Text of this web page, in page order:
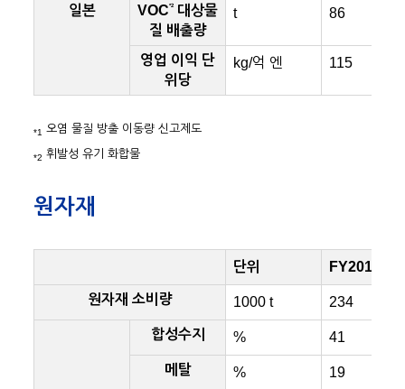
일본 VOC*2
대상물
질 배출량
t 86
영업 이익 단
위당
kg/억 엔 115
*1 오염 물질 방출 이동량 신고제도
*2 휘발성 유기 화합물
원자재
단위 FY2019
원자재 소비량 1000 t 234
합성수지 % 41
메탈 % 19